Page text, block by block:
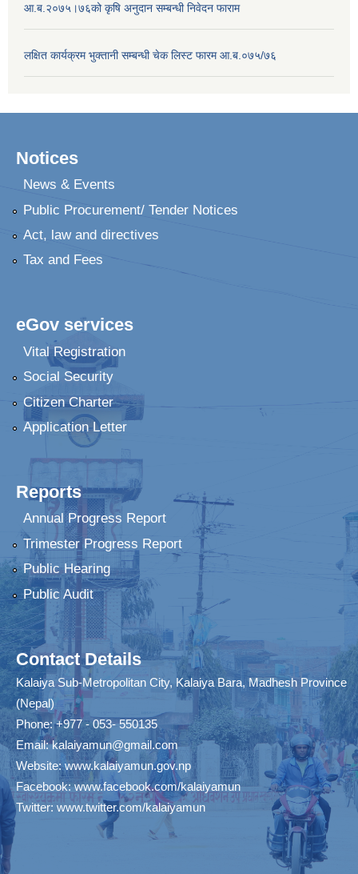
आ.ब.२०७५।७६को कृषि अनुदान सम्बन्धी निवेदन फाराम
लक्षित कार्यक्रम भुक्तानी सम्बन्धी चेक लिस्ट फारम आ.ब.०७५/७६
Notices
News & Events
Public Procurement/ Tender Notices
Act, law and directives
Tax and Fees
eGov services
Vital Registration
Social Security
Citizen Charter
Application Letter
Reports
Annual Progress Report
Trimester Progress Report
Public Hearing
Public Audit
Contact Details
Kalaiya Sub-Metropolitan City, Kalaiya Bara, Madhesh Province
(Nepal)
Phone: +977 - 053- 550135
Email:kalaiyamun@gmail.com
Website:www.kalaiyamun.gov.np
Facebook:www.facebook.com/kalaiyamun
Twitter: www.twitter.com/kalaiyamun